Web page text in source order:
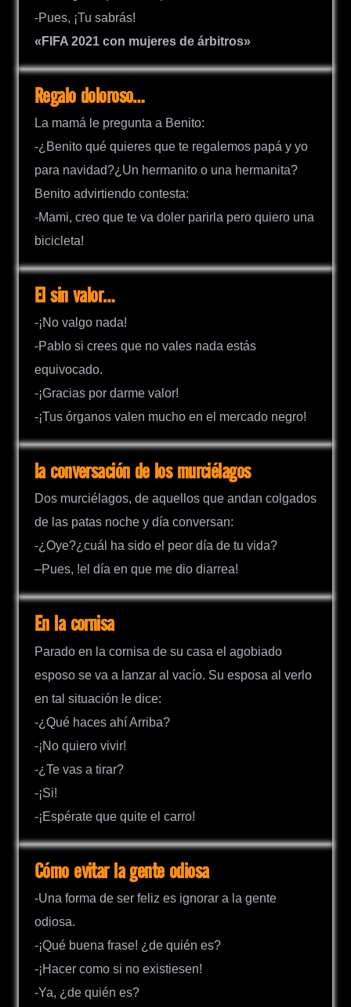
-Pues, ¡Tu sabrás!
«FIFA 2021 con mujeres de árbitros»
Regalo doloroso…
La mamá le pregunta a Benito:
-¿Benito qué quieres que te regalemos papá y yo
para navidad?¿Un hermanito o una hermanita?
Benito advirtiendo contesta:
-Mami, creo que te va doler parirla pero quiero una
bicicleta!
El sin valor…
-¡No valgo nada!
-Pablo si crees que no vales nada estás
equivocado.
-¡Gracias por darme valor!
-¡Tus órganos valen mucho en el mercado negro!
la conversación de los murciélagos
Dos murciélagos, de aquellos que andan colgados
de las patas noche y día conversan:
-¿Oye?¿cuál ha sido el peor día de tu vida?
–Pues, !el día en que me dio diarrea!
En la cornisa
Parado en la cornisa de su casa el agobiado
esposo se va a lanzar al vacío. Su esposa al verlo
en tal situación le dice:
-¿Qué haces ahí Arriba?
-¡No quiero vivir!
-¿Te vas a tirar?
-¡Si!
-¡Espérate que quite el carro!
Cómo evitar la gente odiosa
-Una forma de ser feliz es ignorar a la gente
odiosa.
-¡Qué buena frase! ¿de quién es?
-¡Hacer como si no existiesen!
-Ya, ¿de quién es?